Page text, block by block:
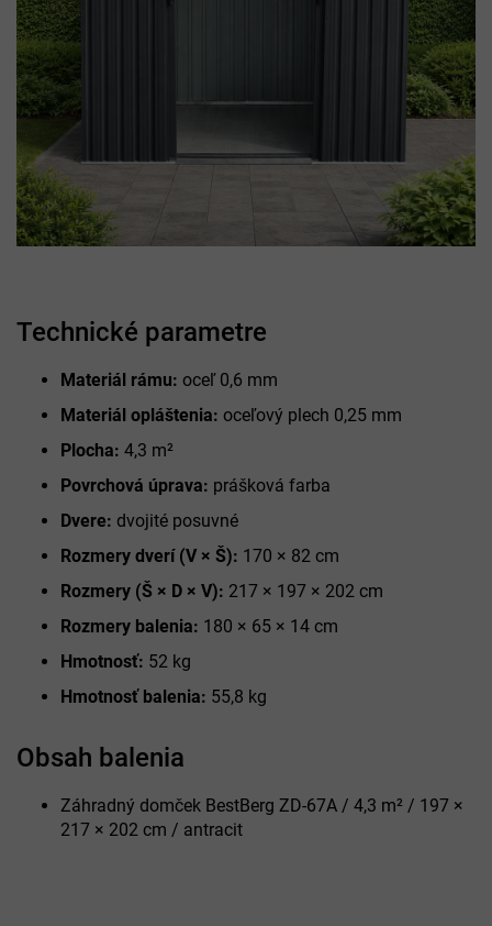
Obsah balenia
Záhradný domček BestBerg ZD-67A / 4,3 m² / 197 ×
217 × 202 cm / antracit
Technické parametre
Materiál rámu: oceľ 0,6 mm
Materiál opláštenia: oceľový plech 0,25 mm
Plocha: 4,3 m²
Povrchová úprava: prášková farba
Dvere: dvojité posuvné
Rozmery dverí (V × Š): 170 × 82 cm
Rozmery (Š × D × V): 217 × 197 × 202 cm
Rozmery balenia: 180 × 65 × 14 cm
Hmotnosť: 52 kg
Hmotnosť balenia: 55,8 kg